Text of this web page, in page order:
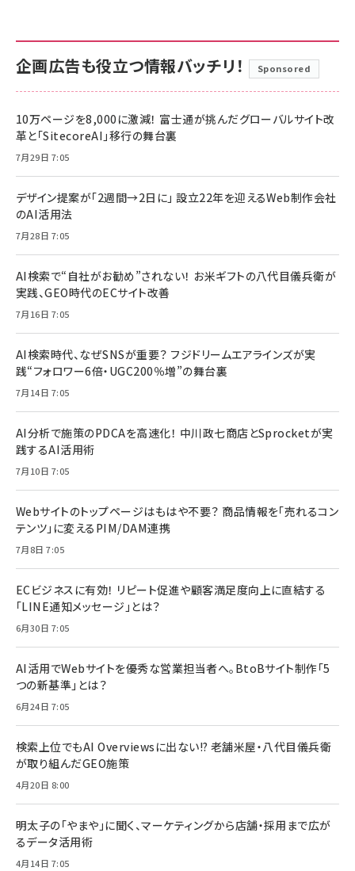
企画広告も役立つ情報バッチリ！ Sponsored
10万ページを8,000に激減！ 富士通が挑んだグローバルサイト改
革と「SitecoreAI」移行の舞台裏
7月29日 7:05
デザイン提案が「2週間→2日に」 設立22年を迎えるWeb制作会社
のAI活用法
7月28日 7:05
AI検索で“自社がお勧め”されない！ お米ギフトの八代目儀兵衛が
実践、GEO時代のECサイト改善
7月16日 7:05
AI検索時代、なぜSNSが重要？ フジドリームエアラインズが実
践“フォロワー6倍・UGC200％増”の舞台裏
7月14日 7:05
AI分析で施策のPDCAを高速化！ 中川政七商店とSprocketが実
践するAI活用術
7月10日 7:05
Webサイトのトップページはもはや不要？ 商品情報を「売れるコン
テンツ」に変えるPIM/DAM連携
7月8日 7:05
ECビジネスに有効！ リピート促進や顧客満足度向上に直結する
「LINE通知メッセージ」とは？
6月30日 7:05
AI活用でWebサイトを優秀な営業担当者へ。BtoBサイト制作「5
つの新基準」とは？
6月24日 7:05
検索上位でもAI Overviewsに出ない!? 老舗米屋・八代目儀兵衛
が取り組んだGEO施策
4月20日 8:00
明太子の「やまや」に聞く、マーケティングから店舗・採用まで広が
るデータ活用術
4月14日 7:05